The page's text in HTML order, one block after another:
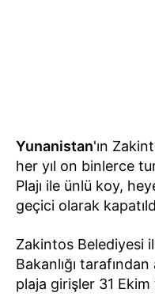
Yunanistan'ın
her yıl on binlerce
Plajı ile ünlü koy,
geçici olarak
Zakintos Belediyesi
Bakanlığı
plaja girişler 31